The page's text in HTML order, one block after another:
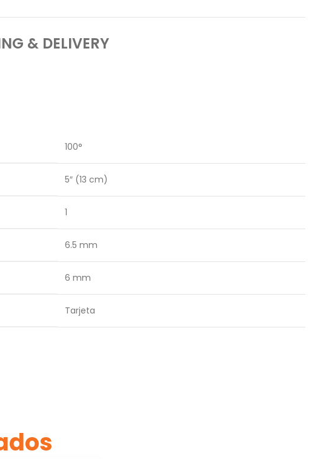
& DELIVERY
100°
5″ (13 cm)
1
6.5 mm
6 mm
Tarjeta